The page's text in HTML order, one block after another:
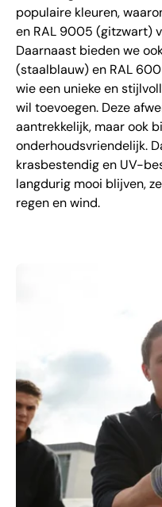
populaire kleuren,
en RAL 9005 (gitzwart)
Daarnaast bieden we
(staalblauw) en RAL
wie een unieke en
wil toevoegen. Deze
aantrekkelijk, maar ook
onderhoudsvriendelijk.
krasbestendig en UV-
langdurig mooi blijven,
regen en wind.